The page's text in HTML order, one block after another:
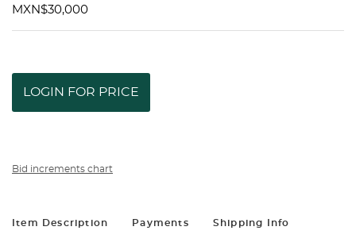
MXN$30,000
LOGIN FOR PRICE
Bid increments chart
Item Description Payments Shipping Info